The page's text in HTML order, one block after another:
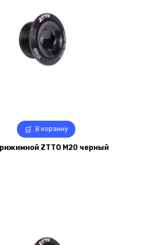
В корзину
ZTTO M20 черный